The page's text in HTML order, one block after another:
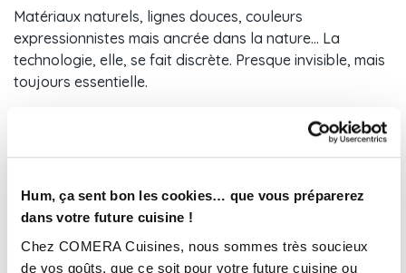
Hum, ça sent bon les cookies… que vous préparerez
dans votre future cuisine !
Chez COMERA Cuisines, nous sommes très soucieux
de vos goûts, que ce soit pour votre future cuisine ou
Matériaux naturels, lignes douces, couleurs
expressionnistes mais ancrée dans la nature… La
technologie, elle, se fait discrète. Presque invisible, mais
toujours essentielle.
Êtes vous prêts pour décrypter ensemble les grandes
française sur-mesure